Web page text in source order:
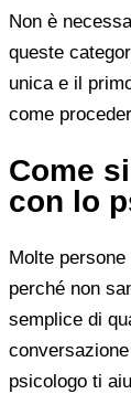
Non è
queste
unica e il
come
Come
con lo
Molte
perché non
semplice di
psicologo ti